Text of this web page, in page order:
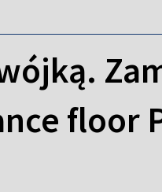
floor